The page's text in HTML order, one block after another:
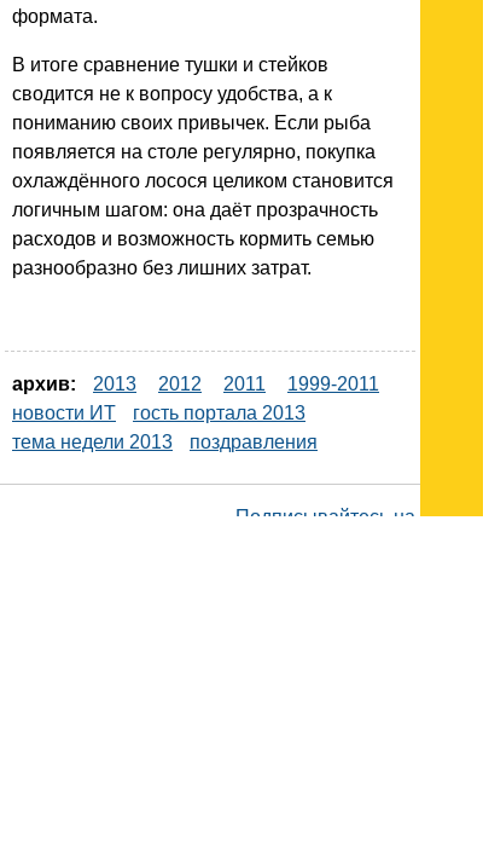
формата.
В итоге сравнение тушки и стейков
сводится не к вопросу удобства, а к
пониманию своих привычек. Если рыба
появляется на столе регулярно, покупка
охлаждённого лосося целиком становится
логичным шагом: она даёт прозрачность
расходов и возможность кормить семью
разнообразно без лишних затрат.
архив: 2013 2012 2011
1999-2011
новости ИТ
гость портала 2013
тема недели 2013
поздравления
Подписывайтесь на наш